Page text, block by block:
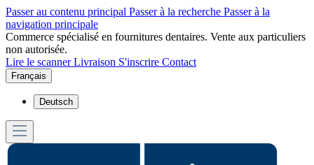
Passer au contenu principal Passer à la recherche Passer à la
navigation principale
Commerce spécialisé en fournitures dentaires. Vente aux particuliers
non autorisée.
Lire le scannerLivraison S'inscrire Contact
Français
Deutsch